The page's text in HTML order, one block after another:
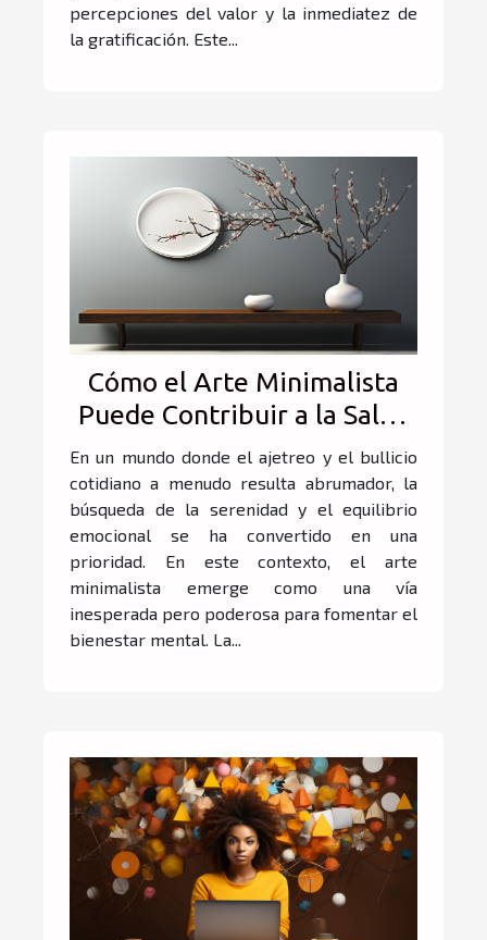
percepciones del valor y la inmediatez de
la gratificación. Este...
Cómo el Arte Minimalista
Puede Contribuir a la Salud
Mental y la Reducción del
Estrés
En un mundo donde el ajetreo y el bullicio
cotidiano a menudo resulta abrumador, la
búsqueda de la serenidad y el equilibrio
emocional se ha convertido en una
prioridad. En este contexto, el arte
minimalista emerge como una vía
inesperada pero poderosa para fomentar el
bienestar mental. La...